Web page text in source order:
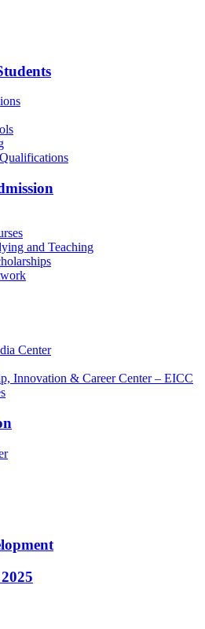
and Teaching
Center
Innovation & Career Center – EICC